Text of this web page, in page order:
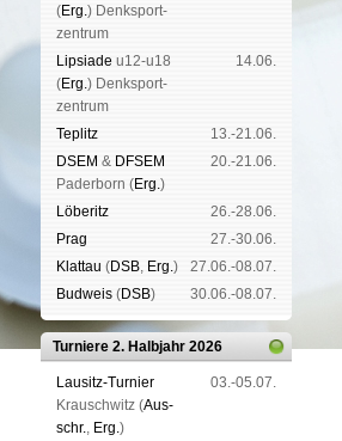
(Erg.) Denk­sport­
zen­trum
Lipsiade u12-u18
(Erg.) Denk­sport­
zen­trum
14.06.
Tep­litz
13.-21.06.
DSEM & DFSEM
Pader­born (Erg.)
20.-21.06.
Lö­be­ritz
26.-28.06.
Prag
27.-30.06.
Klat­tau (DSB, Erg.)
27.06.-08.07.
Bud­weis (DSB) 30.06.-08.07.
Turniere 2. Halbjahr 2026
Lau­sitz-Tur­nier
Krausch­witz (Aus­
schr., Erg.)
03.-05.07.